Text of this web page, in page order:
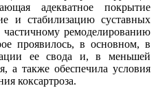
адекватное покрытие
и стабилизацию суставных
ремоделированию
проявилось, в основном, в
ее свода и, в меньшей
а также обеспечила условия
коксартроза.